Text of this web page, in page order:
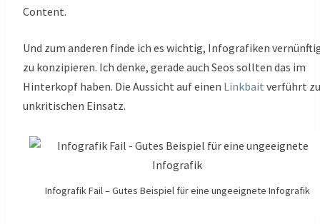
Content.
Und zum anderen finde ich es wichtig, Infografiken
zu konzipieren. Ich denke, gerade auch Seos sollten das im
Hinterkopf haben. Die Aussicht auf einen Linkbait verführt
unkritischen Einsatz.
Infografik Fail – Gutes Beispiel für eine ungeeignete Infografik